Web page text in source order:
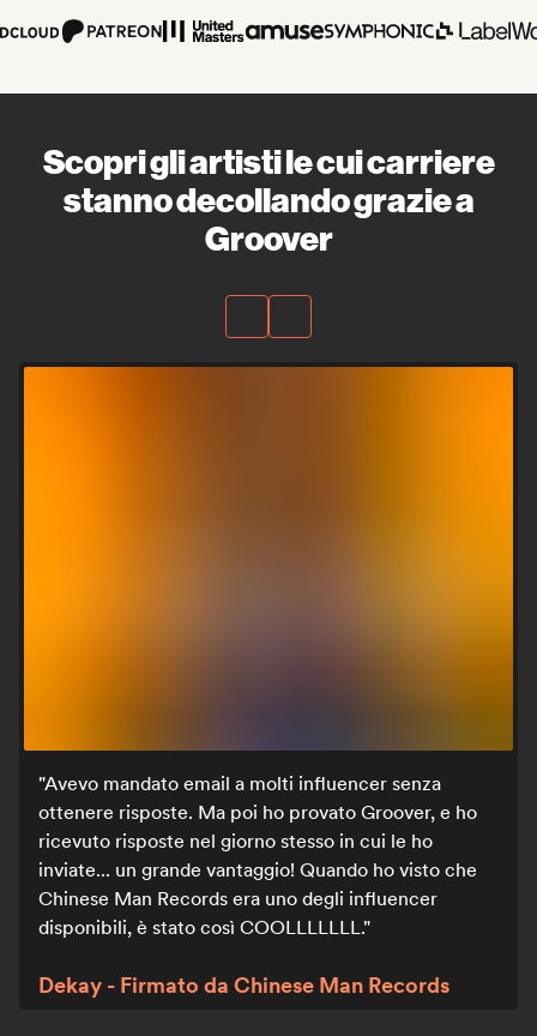
Scopri gli artisti le cui carriere
stanno decollando grazie a
Groover
Avevo mandato email a molti influencer senza
ottenere risposte. Ma poi ho provato Groover, e ho
ricevuto risposte nel giorno stesso in cui le ho
inviate... un grande vantaggio! Quando ho visto che
Chinese Man Records era uno degli influencer
disponibili, è stato così COOLLLLLLL.
Dekay - Firmato da Chinese Man Records